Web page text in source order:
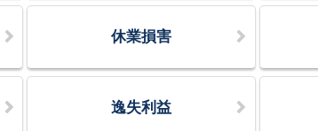
休業損害
逸失利益